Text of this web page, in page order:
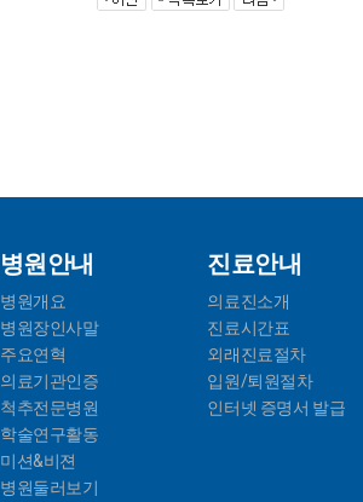
병원안내
병원개요
병원장인사말
주요연혁
의료기관인증
척추전문병원
학술연구활동
미션&비젼
병원둘러보기
진료안내
의료진소개
진료시간표
외래진료절차
입원/퇴원절차
인터넷 증명서 발급